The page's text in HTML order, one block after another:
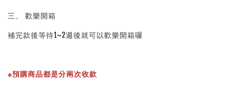
三、 歡樂開箱
補完款後等待1~2週後就可以歡樂開箱囉
※預購商品都是分兩次收款